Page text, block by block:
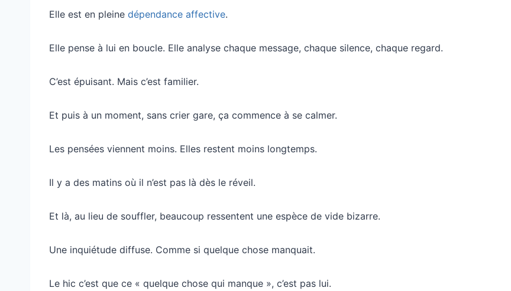
Elle est en pleine dépendance affective.
Elle pense à lui en boucle. Elle analyse chaque message, chaque silence, chaque regard.
C’est épuisant. Mais c’est familier.
Et puis à un moment, sans crier gare, ça commence à se calmer.
Les pensées viennent moins. Elles restent moins longtemps.
Il y a des matins où il n’est pas là dès le réveil.
Et là, au lieu de souffler, beaucoup ressentent une espèce de vide bizarre.
Une inquiétude diffuse. Comme si quelque chose manquait.
Le hic c’est que ce « quelque chose qui manque », c’est pas lui.